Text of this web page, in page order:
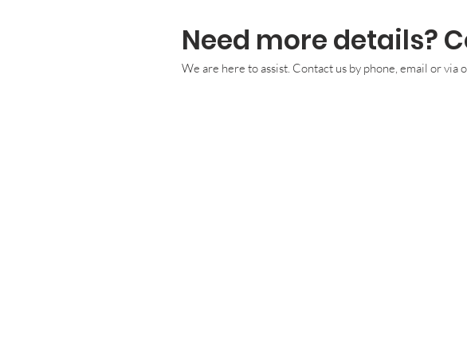
Need more details?
We are here to assist. Contact us by phone, email or via